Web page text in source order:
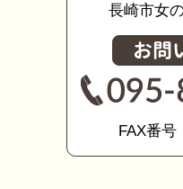
長崎市女
FAX番